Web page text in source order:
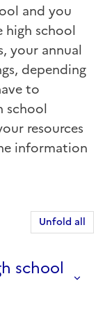
and you
school
your annual
depending
to
school
resources
information
Unfold all
school